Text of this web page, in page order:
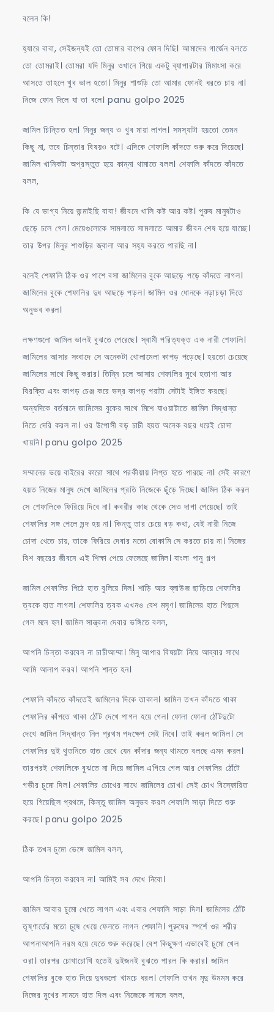
বলেন কি!
হ্যারে বাবা, সেইজন্যই তো তোমার বাপের ফোন দিছি। আমাদের গার্জেন বলতে
তো তোমরাই। তোমরা যদি মিনুর ওখানে গিয়ে একটু ব্যাপারটার মিমাংসা করে
আসতে তাহলে খুব ভাল হতো। মিনুর শাশুড়ি তো আমার ফোনই ধরতে চায় না।
নিজে ফোন দিলে যা তা বলে। panu golpo 2025
জামিল চিন্তিত হল। মিনুর জন্য ও খুব মায়া লাগল। সমস্যাটা হয়তো তেমন
কিছু না, তবে চিন্তার বিষয়ও বটে। এদিকে শেফালি কাঁদতে শুরু করে দিয়েছে।
জামিল খানিকটা অপ্রস্তুত হয়ে কান্না থামাতে বলল। শেফালি কাঁদতে কাঁদতে
বলল,
কি যে ভাগ্য নিয়ে জন্মাইছি বাবা! জীবনে খালি কষ্ট আর কষ্ট। পুরুষ মানুষটাও
ছেড়ে চলে গেল। মেয়েগুলোকে সামলাতে সামলাতে আমার জীবন শেষ হয়ে যাচ্ছে।
তার উপর মিনুর শাশুড়ির জ্বালা আর সহ্য করতে পারছি না।
বলেই শেফালি ঠিক ওর পাশে বসা জামিলের বুকে আছড়ে পড়ে কাঁদতে লাগল।
জামিলের বুকে শেফালির দুধ আছড়ে পড়ল। জামিল ওর ধোনকে নড়াচড়া দিতে
অনুভব করল।
লক্ষণগুলো জামিল ভালই বুঝতে পেরেছে। স্বামী পরিত্যক্ত এক নারী শেফালি।
জামিলের আসার সংবাদে সে অনেকটা খোলামেলা কাপড় পড়েছে। হয়তো চেয়েছে
জামিলের সাথে কিছু করার। তিন্নি চলে আসায় শেফালির মুখে হতাশা আর
বিরক্তি এবং কাপড় চেঞ্জ করে ভদ্র কাপড় পরাটা সেটাই ইঙ্গিত করছে।
অন্যদিকে বর্তমানে জামিলের বুকের সাথে মিশে যাওয়াটাতে জামিল সিদ্ধান্ত
নিতে দেরি করল না। ওর উপোসী বড় চাচী হয়ত অনেক বছর ধরেই চোদা
খায়নি। panu golpo 2025
সম্মানের ভয়ে বাইরের কারো সাথে পরকীয়ায় লিপ্ত হতে পারছে না। সেই কারণে
হয়ত নিজের মানুষ দেখে জামিলের প্রতি নিজেকে ছুঁড়ে দিচ্ছে। জামিল ঠিক করল
সে শেফালিকে ফিরিয়ে দিবে না। কবরীর কাছ থেকে সেও দাগা পেয়েছে। তাই
শেফালির সঙ্গ পেলে মন্দ হয় না। কিন্তু তার চেয়ে বড় কথা, যেই নারী নিজে
চোদা খেতে চায়, তাকে ফিরিয়ে দেবার মতো বোকামি সে করতে চায় না। নিজের
বিশ বছরের জীবনে এই শিক্ষা পেয়ে ফেলেছে জামিল। বাংলা পানু গল্প
জামিল শেফালির পিঠে হাত বুলিয়ে দিল। শাড়ি আর ব্লাউজ ছাড়িয়ে শেফালির
ত্বকে হাত লাগল। শেফালির ত্বক এখনও বেশ মসৃণ। জামিলের হাত পিছলে
গেল মনে হল। জামিল সান্ত্বনা দেবার ভঙ্গিতে বলল,
আপনি চিন্তা করবেন না চাচীআম্মা। মিনু আপার বিষয়টা নিয়ে আব্বার সাথে
আমি আলাপ করব। আপনি শান্ত হন।
শেফালি কাঁদতে কাঁদতেই জামিলের দিকে তাকাল। জামিল তখন কাঁদতে থাকা
শেফালির কাঁপতে থাকা ঠোঁট দেখে পাগল হয়ে গেল। ফোলা ফোলা ঠোঁটদুটো
দেখে জামিল সিদ্ধান্ত নিল প্রথম পদক্ষেপ সেই নিবে। তাই করল জামিল। সে
শেফালির দুই থুতনিতে হাত রেখে যেন কাঁদার জন্য থামতে বলছে এমন করল।
তারপরই শেফালিকে বুঝতে না দিয়ে জামিল এগিয়ে গেল আর শেফালির ঠোঁটে
গভীর চুমো দিল। শেফালির চোখের সাথে জামিলের চোখ। সেই চোখ বিস্ফোরিত
হয়ে গিয়েছিল প্রথমে, কিন্তু জামিল অনুভব করল শেফালি সাড়া দিতে শুরু
করছে। panu golpo 2025
ঠিক তখন চুমো ভেঙ্গে জামিল বলল,
আপনি চিন্তা করবেন না। আমিই সব দেখে নিবো।
জামিল আবার চুমো খেতে লাগল এবং এবার শেফালি সাড়া দিল। জামিলের ঠোঁট
তৃষ্ণার্তের মতো চুষে খেয়ে ফেলতে লাগল শেফালি। পুরুষের স্পর্শে ওর শরীর
আপনাআপনি নরম হয়ে যেতে শুরু করেছে। বেশ কিছুক্ষণ এভাবেই চুমো খেল
ওরা। তারপর চোখাচোখি হতেই দুইজনই বুঝতে পারল কি করার। জামিল
শেফালির বুকে হাত দিয়ে দুধগুলো খামচে ধরল। শেফালি তখন মৃদু উমমম করে
নিজের মুখের সামনে হাত দিল এবং নিজেকে সামলে বলল,